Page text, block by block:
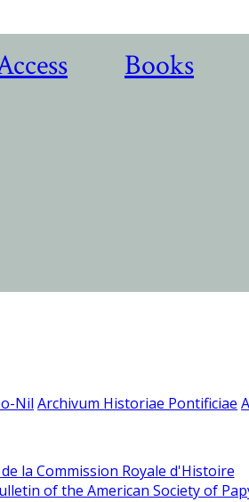
Books
Nil Archivum Historiae Pontificiae
la Commission Royale d'Histoire
of the American Society of